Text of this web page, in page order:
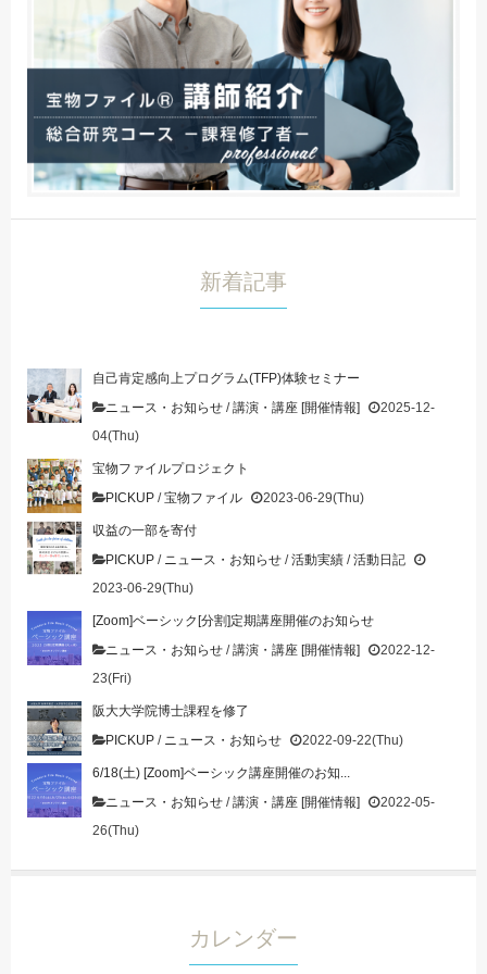
新着記事
自己肯定感向上プログラム(TFP)体験セミナー
ニュース・お知らせ /講演・講座 [開催情報]
2025-12-
04(Thu)
宝物ファイルプロジェクト
PICKUP /宝物ファイル 2023-06-29(Thu)
収益の一部を寄付
PICKUP / ニュース・お知らせ /活動実績 /活動日記
2023-06-29(Thu)
[Zoom]ベーシック[分割]定期講座開催のお知らせ
ニュース・お知らせ /講演・講座 [開催情報]
2022-12-
23(Fri)
阪大大学院博士課程を修了
PICKUP / ニュース・お知らせ 2022-09-22(Thu)
6/18(土) [Zoom]ベーシック講座開催のお知...
ニュース・お知らせ /講演・講座 [開催情報]
2022-05-
26(Thu)
カレンダー